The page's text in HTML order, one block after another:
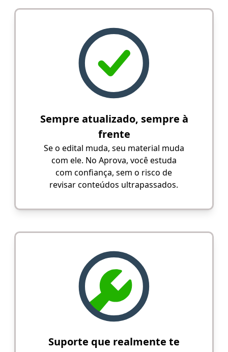
Sempre atualizado, sempre à
frente
Se o edital muda, seu material muda
com ele. No Aprova, você estuda
com confiança, sem o risco de
revisar conteúdos ultrapassados.
Suporte que realmente te